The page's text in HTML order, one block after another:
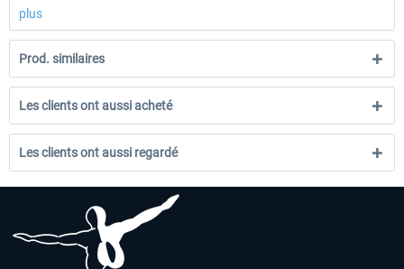
plus
Prod. similaires
Les clients ont aussi acheté
Les clients ont aussi regardé